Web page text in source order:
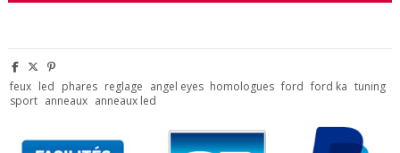
feux led phares reglage angel eyes homologues ford ford ka tuning
sport anneaux anneaux led